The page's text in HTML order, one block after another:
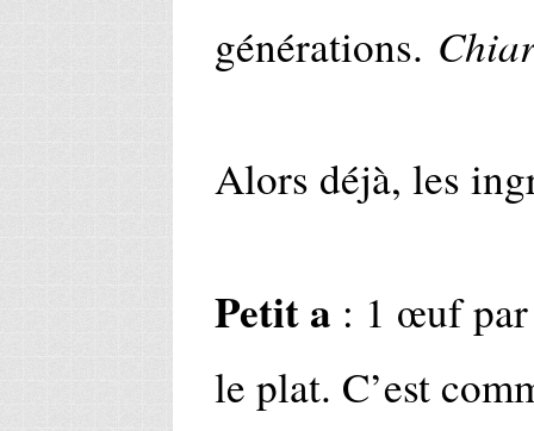
générations.
Alors déjà, les
Petit a : 1 œuf
le plat. C’est